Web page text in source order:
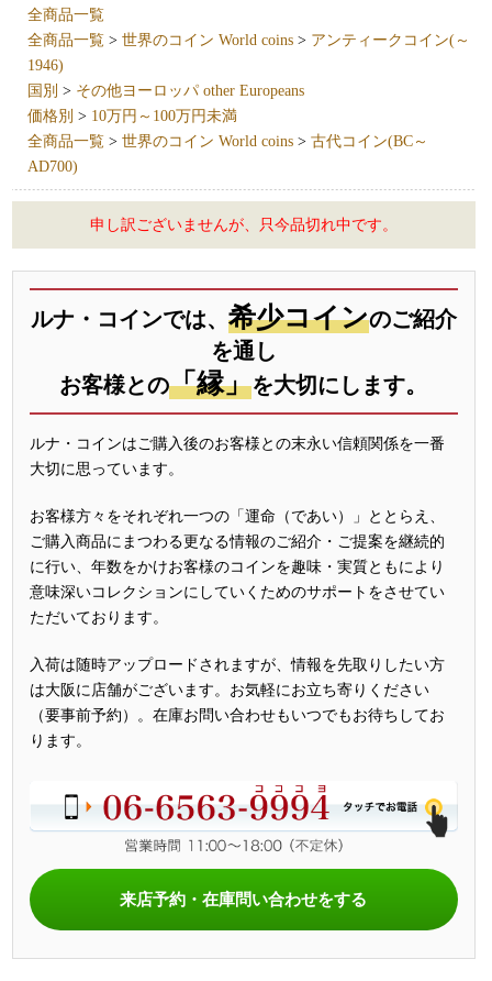
全商品一覧
全商品一覧 >世界のコイン World coins > アンティークコイン(～
1946)
国別 > その他ヨーロッパ other Europeans
価格別 > 10万円～100万円未満
全商品一覧 >世界のコイン World coins >古代コイン(BC～
AD700)
申し訳ございませんが、只今品切れ中です。
ルナ・コインでは、 希少コインのご紹介
を通し
お客様との「縁」を大切にします。
ルナ・コインはご購入後のお客様との末永い信頼関係を一番
大切に思っています。
お客様方々をそれぞれ一つの「運命（であい）」ととらえ、
ご購入商品にまつわる更なる情報のご紹介・ご提案を継続的
に行い、年数をかけお客様のコインを趣味・実質ともにより
意味深いコレクションにしていくためのサポートをさせてい
ただいております。
入荷は随時アップロードされますが、情報を先取りしたい方
は大阪に店舗がございます。お気軽にお立ち寄りください
（要事前予約）。在庫お問い合わせもいつでもお待ちしてお
ります。
来店予約・在庫問い合わせをする